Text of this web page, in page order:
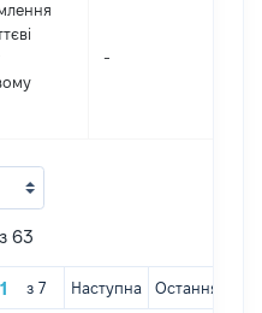
-
63
з 7 Наступна Остання